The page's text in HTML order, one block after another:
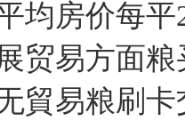
均房价每平
贸易方面
貿易粮刷卡